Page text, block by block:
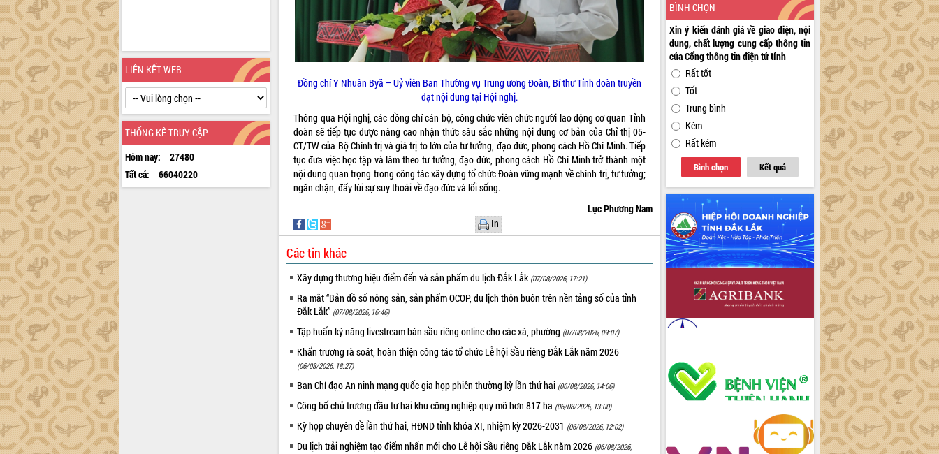
LIÊN KẾT WEB
THỐNG KÊ TRUY CẬP
Hôm nay:
27480
Tất cả:
66040220
Đồng chí Y Nhuân Byă – Uỷ viên Ban Thường vụ Trung ương Đoàn, Bí thư Tỉnh đoàn truyền
đạt nội dung tại Hội nghị.
Thông qua Hội nghị, các đồng chí cán bộ, công chức viên chức người lao động cơ quan Tỉnh
đoàn sẽ tiếp tục được nâng cao nhận thức sâu sắc những nội dung cơ bản của Chỉ thị 05-
CT/TW của Bộ Chính trị và giá trị to lớn của tư tưởng, đạo đức, phong cách Hồ Chí Minh. Tiếp
tục đưa việc học tập và làm theo tư tưởng, đạo đức, phong cách Hồ Chí Minh trở thành một
nội dung quan trọng trong công tác xây dựng tổ chức Đoàn vững mạnh về chính trị, tư tưởng;
ngăn chặn, đẩy lùi sự suy thoái về đạo đức và lối sống.
Lục Phương Nam
In
Các tin khác
Xây dựng thương hiệu điểm đến và sản phẩm du lịch Đắk Lắk (07/08/2026, 17:21)
Ra mắt “Bản đồ số nông sản, sản phẩm OCOP, du lịch thôn buôn trên nền tảng số của tỉnh
Đắk Lắk” (07/08/2026, 16:46)
Tập huấn kỹ năng livestream bán sầu riêng online cho các xã, phường (07/08/2026, 09:07)
Khẩn trương rà soát, hoàn thiện công tác tổ chức Lễ hội Sầu riêng Đắk Lắk năm 2026
(06/08/2026, 18:27)
Ban Chỉ đạo An ninh mạng quốc gia họp phiên thường kỳ lần thứ hai (06/08/2026, 14:06)
Công bố chủ trương đầu tư hai khu công nghiệp quy mô hơn 817 ha (06/08/2026, 13:00)
Kỳ họp chuyên đề lần thứ hai, HĐND tỉnh khóa XI, nhiệm kỳ 2026-2031 (06/08/2026, 12:02)
Du lịch trải nghiệm tạo điểm nhấn mới cho Lễ hội Sầu riêng Đắk Lắk năm 2026 (06/08/2026,
BÌNH CHỌN
Xin ý kiến đánh giá về giao diện, nội
dung, chất lượng cung cấp thông tin
của Cổng thông tin điện tử tỉnh
Rất tốt
Tốt
Trung bình
Kém
Rất kém
Bình chọn Kết quả